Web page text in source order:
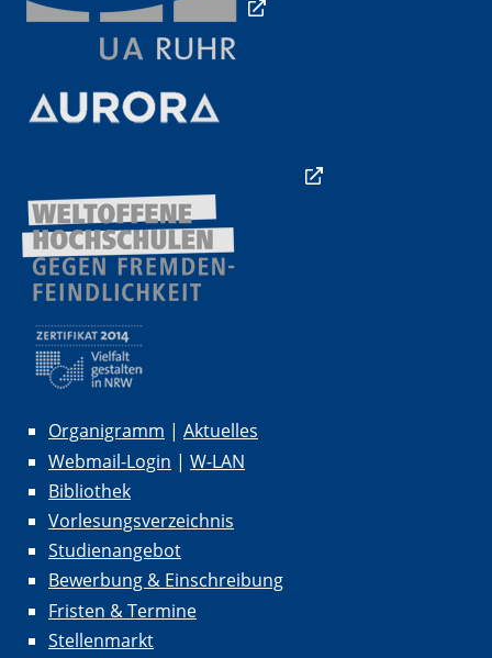
Organigramm | Aktuelles
Webmail-Login | W-LAN
Bibliothek
Vorlesungsverzeichnis
Studienangebot
Bewerbung & Einschreibung
Fristen & Termine
Stellenmarkt